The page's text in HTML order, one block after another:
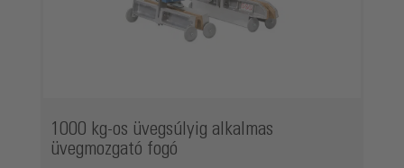
1000 kg-os üvegsúlyig alkalmas
üvegmozgató fogó